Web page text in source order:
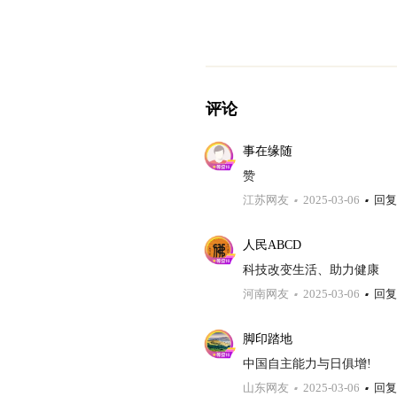
评论
事在缘随
赞
江苏网友
2025-03-06 回复
人民ABCD
科技改变生活、助力健康
河南网友
2025-03-06 回复
脚印踏地
中国自主能力与日俱增!
山东网友
2025-03-06 回复